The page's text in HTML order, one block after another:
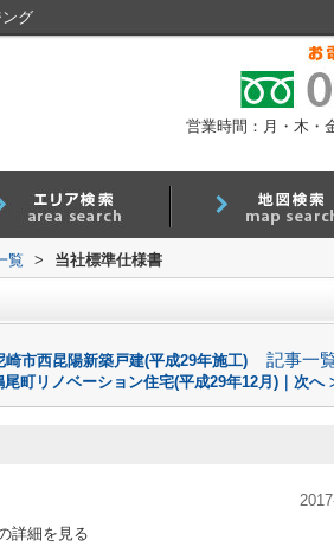
グ
営業時間：月・木・
覧 > 当社標準仕様書
市西昆陽新築戸建(平成29年施工) 記事一
尾町リノベーション住宅(平成29年12月)｜次
詳細を見る